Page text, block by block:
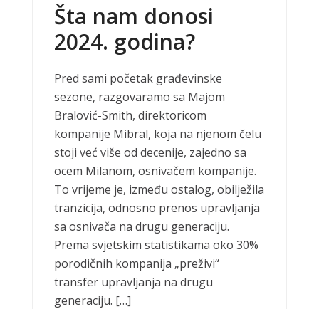
Šta nam donosi
2024. godina?
Pred sami početak građevinske
sezone, razgovaramo sa Majom
Bralović-Smith, direktoricom
kompanije Mibral, koja na njenom čelu
stoji već više od decenije, zajedno sa
ocem Milanom, osnivačem kompanije.
To vrijeme je, između ostalog, obilježila
tranzicija, odnosno prenos upravljanja
sa osnivača na drugu generaciju.
Prema svjetskim statistikama oko 30%
porodičnih kompanija „preživi“
transfer upravljanja na drugu
generaciju. […]